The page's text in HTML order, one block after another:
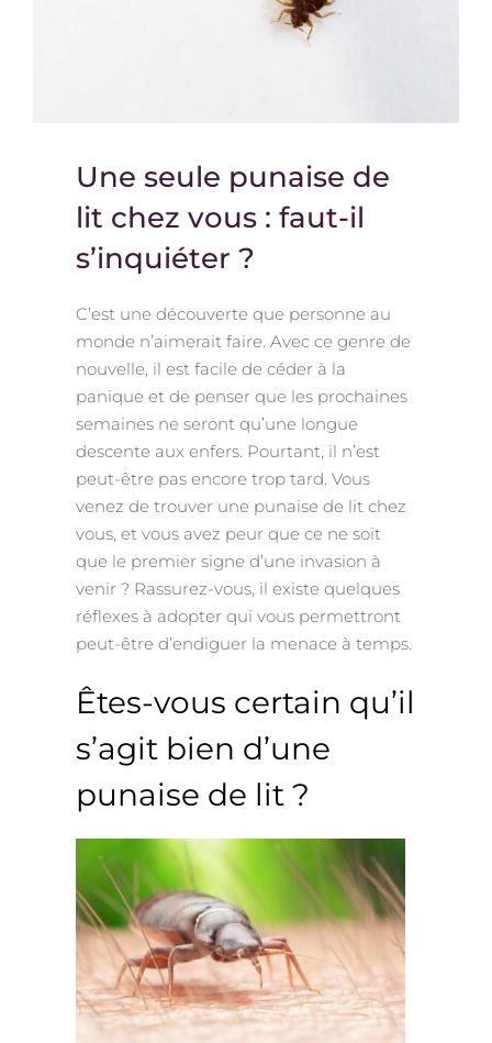
Une seule punaise de
lit chez vous : faut-il
s’inquiéter ?
C’est une découverte que personne au
monde n’aimerait faire. Avec ce genre de
nouvelle, il est facile de céder à la
panique et de penser que les prochaines
semaines ne seront qu’une longue
descente aux enfers. Pourtant, il n’est
peut-être pas encore trop tard. Vous
venez de trouver une punaise de lit chez
vous, et vous avez peur que ce ne soit
que le premier signe d’une invasion à
venir ? Rassurez-vous, il existe quelques
réflexes à adopter qui vous permettront
peut-être d’endiguer la menace à temps.
Êtes-vous certain qu’il
s’agit bien d’une
punaise de lit ?